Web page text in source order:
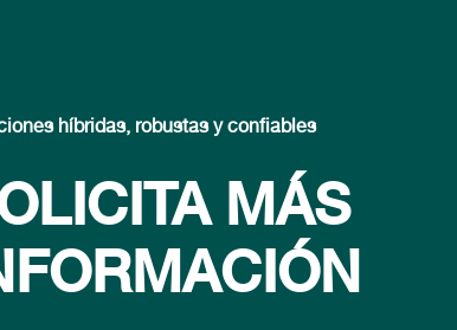
híbridas, robustas y confiables
MÁS